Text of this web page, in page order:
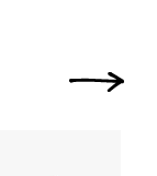
次の画像